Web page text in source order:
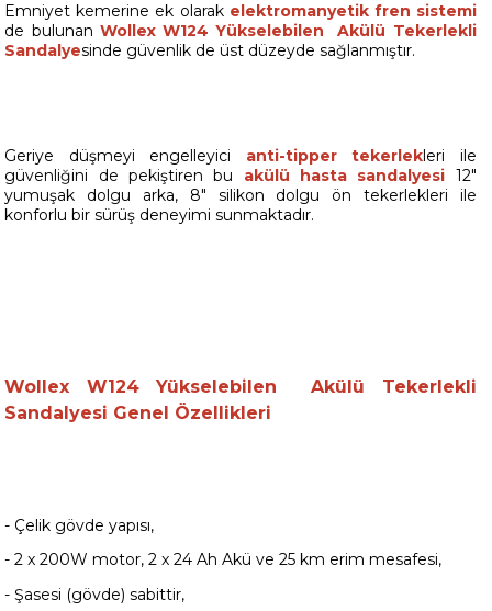
Emniyet kemerine ek olarakelektromanyetik fren sistemi
de bulunan Wollex W124 Yükselebilen Akülü Tekerlekli
Sandalyesinde güvenlik de üst düzeyde sağlanmıştır.
Geriye düşmeyi engelleyici anti-tipper tekerlekleri ile
güvenliğini de pekiştiren bu akülü hasta sandalyesi 12"
yumuşak dolgu arka, 8" silikon dolgu ön tekerlekleri ile
konforlu bir sürüş deneyimi sunmaktadır.
Wollex W124 Yükselebilen Akülü Tekerlekli
Sandalyesi Genel Özellikleri
- Çelik gövde yapısı,
- 2 x 200W motor, 2 x 24 Ah Akü ve 25 km erim mesafesi,
- Şasesi (gövde) sabittir,